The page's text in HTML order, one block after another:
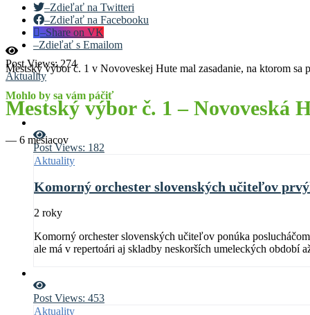
Post Views: 274
Aktuality
Mestský výbor č. 1 – Novoveská
— 6 mesiacov
–Zdieľať na Twitteri
–Zdieľať na Facebooku
–Share on VK
–Zdieľať s Emailom
Mestský výbor č. 1 v Novoveskej Hute mal zasadanie, na ktorom
Mohlo by sa vám páčiť
Post Views: 182
Aktuality
Komorný orchester slovenských učiteľov
2 roky
Komorný orchester slovenských učiteľov ponúka
ale má v repertoári aj skladby neskorších umeleckých období
Post Views: 453
Aktuality